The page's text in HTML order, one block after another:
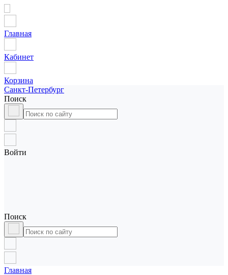
Главная
Кабинет
Корзина
Санкт-Петербург
Поиск
Войти
Поиск
Главная